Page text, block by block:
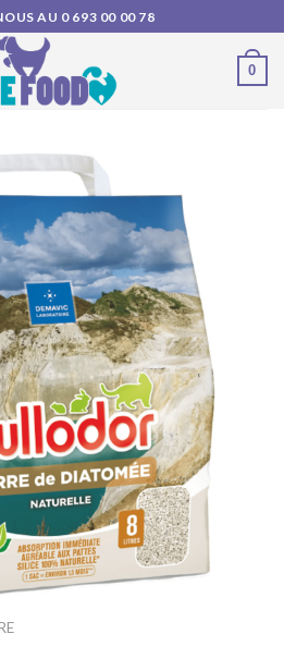
AU 0 693 00 00 78
0